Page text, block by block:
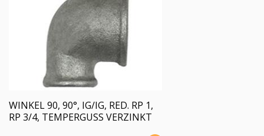
WINKEL 90, 90°, IG/IG, RED. RP 1,
RP 3/4, TEMPERGUSS VERZINKT